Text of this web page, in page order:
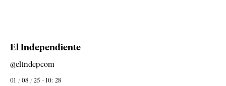
El Independiente
@elindepcom
01 / 08 / 25 - 10: 28